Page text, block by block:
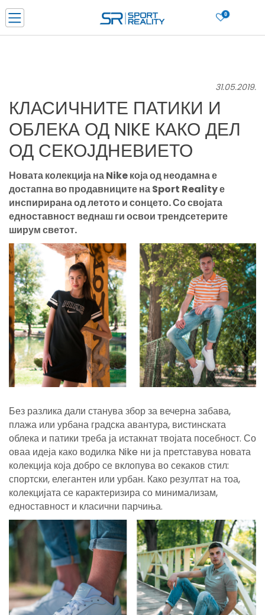
0
ДОЗНАЈ ПОВЕЌЕ
Ценовник
ДОЗНАЈ ПОВЕЌЕ
31.05.2019.
КЛАСИЧНИТЕ ПАТИКИ И
ОБЛЕКА ОД NIKE КАКО ДЕЛ
ОД СЕКОЈДНЕВИЕТО
Новата колекција на Nike која од неодамна е
достапна во продавниците на Sport Reality е
инспирирана од летото и сонцето. Со својата
едноставност веднаш ги освои трендсетерите
ширум светот.
Без разлика дали станува збор за вечерна забава,
плажа или урбана градска авантура, вистинската
облека и патики треба ја истакнат твојата посебност. Со
оваа идеја како водилка Nike ни ја претставува новата
колекција која добро се вклопува во секаков стил:
спортски, елегантен или урбан. Како резултат на тоа,
колекцијата се карактеризира со минимализам,
едноставност и класични парчиња.